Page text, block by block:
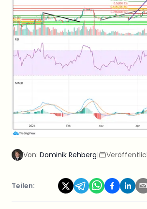
Von: Dominik Rehberg|
Teilen: